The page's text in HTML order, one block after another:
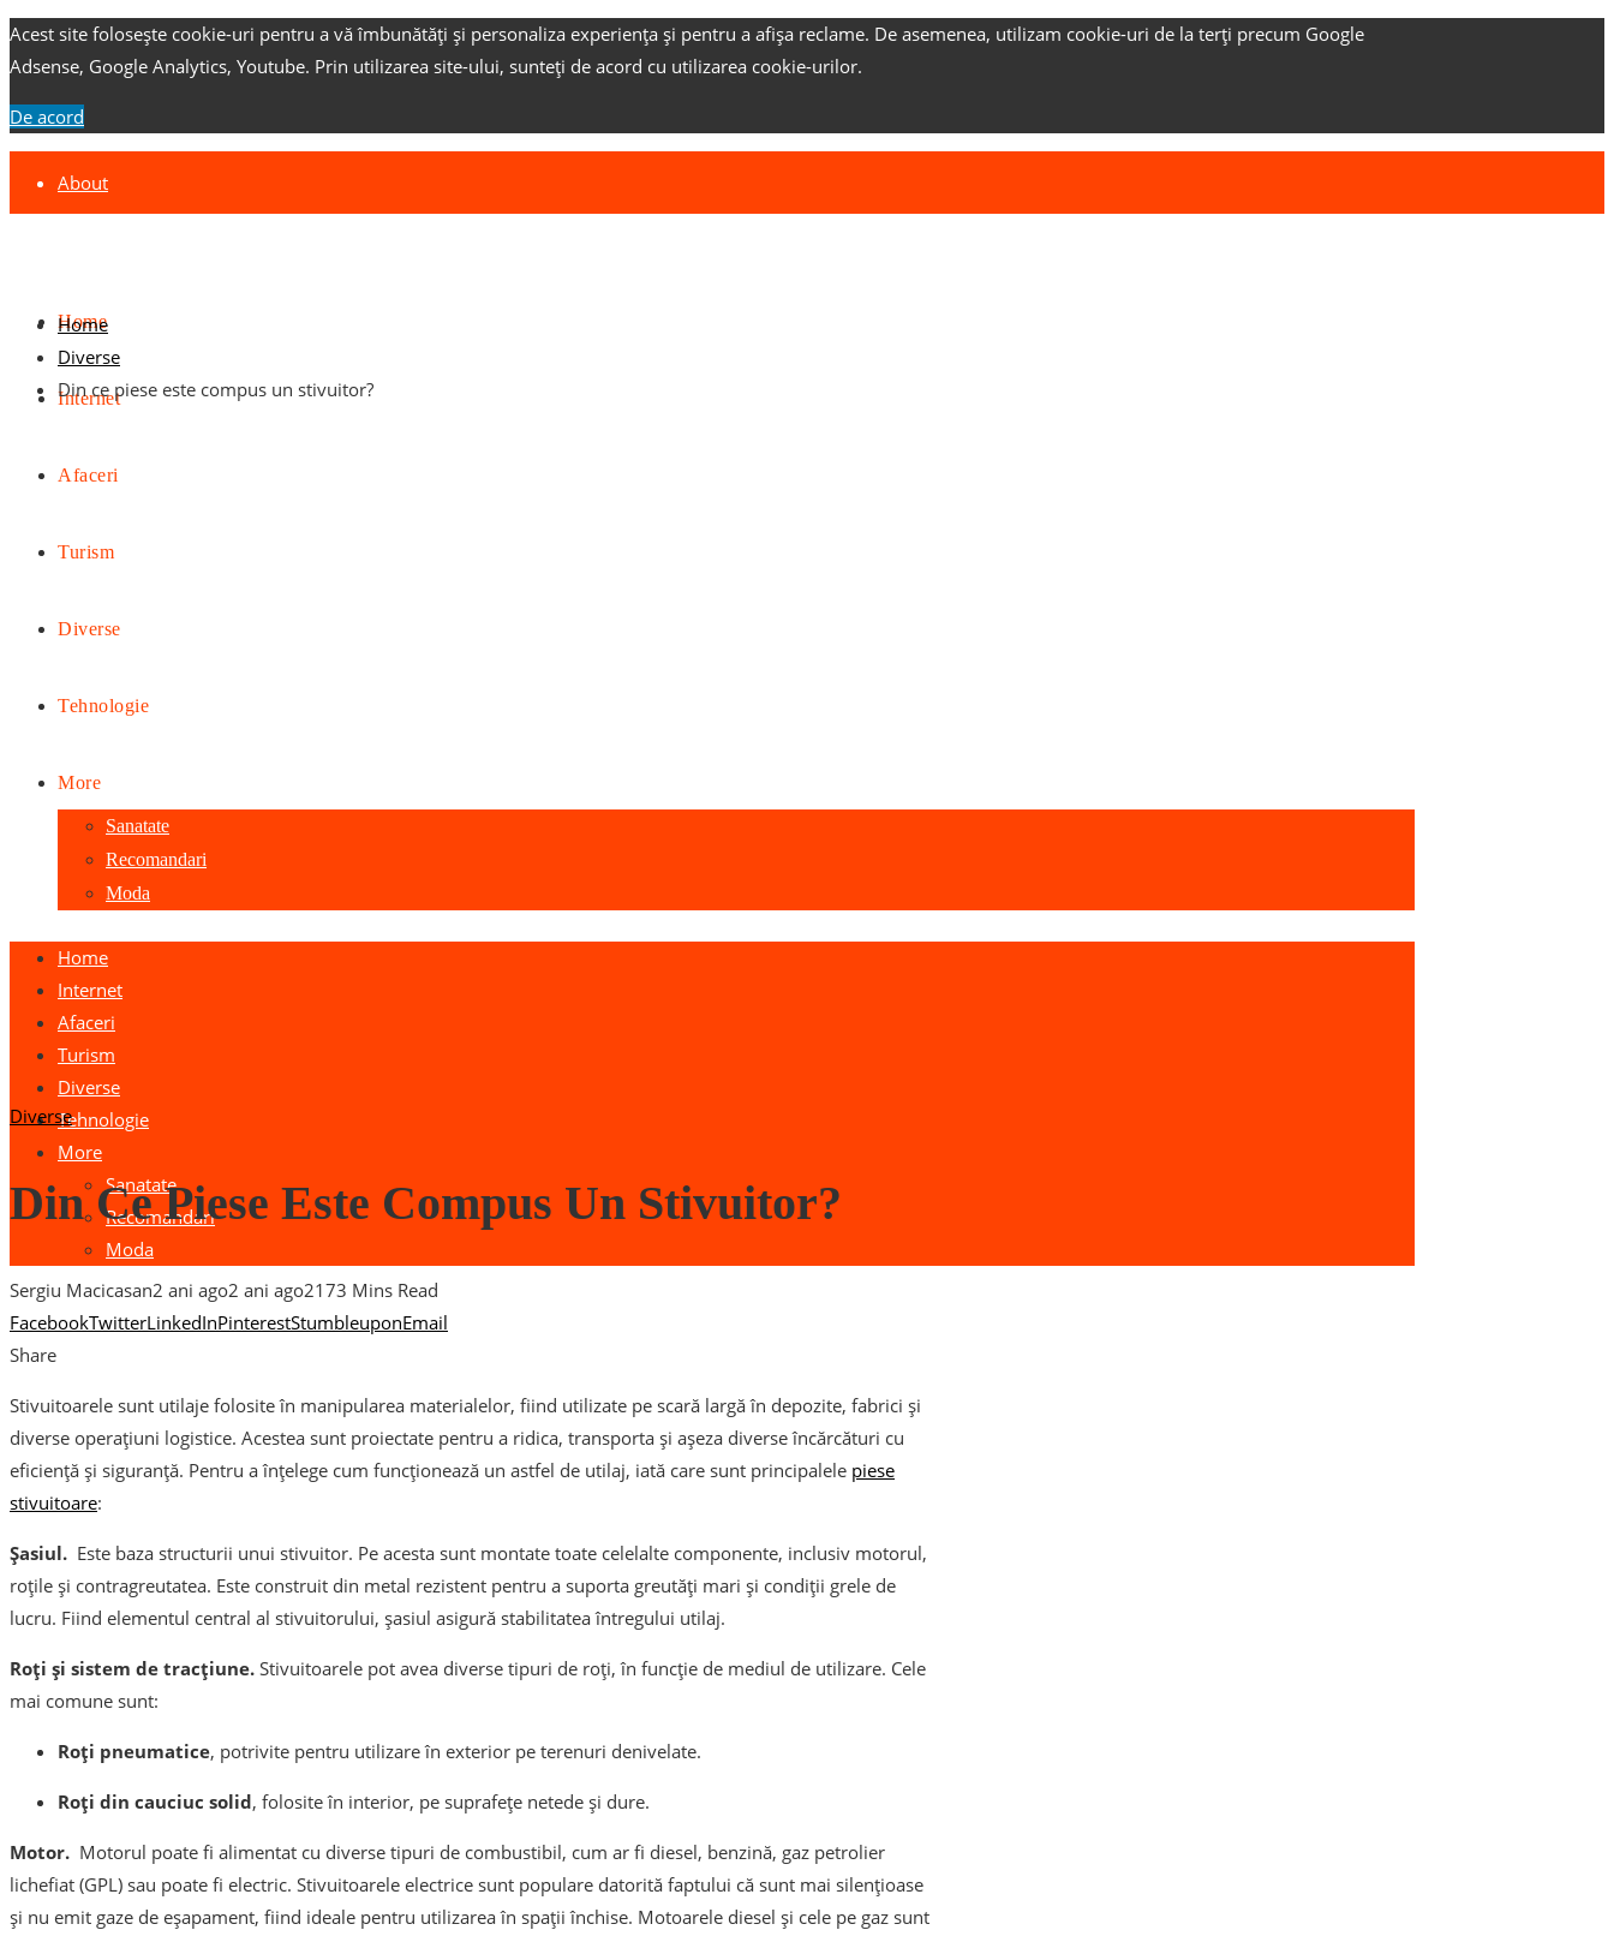
Acest site folosește cookie-uri pentru a vă îmbunătăți și personaliza experiența și pentru a afișa reclame. De asemenea, utilizam cookie-uri de la terți precum Google
Adsense, Google Analytics, Youtube. Prin utilizarea site-ului, sunteți de acord cu utilizarea cookie-urilor.
De acord
About
Home
Internet
Afaceri
Turism
Diverse
Tehnologie
More
Sanatate
Recomandari
Moda
Home
Internet
Afaceri
Turism
Diverse
Tehnologie
More
Sanatate
Recomandari
Moda
Home
Diverse
Din ce piese este compus un stivuitor?
Diverse
Din Ce Piese Este Compus Un Stivuitor?
Sergiu Macicasan2 ani ago2 ani ago2173 Mins Read
FacebookTwitterLinkedInPinterestStumbleuponEmail
Share
Stivuitoarele sunt utilaje folosite în manipularea materialelor, fiind utilizate pe scară largă în depozite, fabrici și
diverse operațiuni logistice. Acestea sunt proiectate pentru a ridica, transporta și așeza diverse încărcături cu
eficiență și siguranță. Pentru a înțelege cum funcționează un astfel de utilaj, iată care sunt principalele piese
stivuitoare:
Șasiul. Este baza structurii unui stivuitor. Pe acesta sunt montate toate celelalte componente, inclusiv motorul,
roțile și contragreutatea. Este construit din metal rezistent pentru a suporta greutăți mari și condiții grele de
lucru. Fiind elementul central al stivuitorului, șasiul asigură stabilitatea întregului utilaj.
Roți și sistem de tracțiune. Stivuitoarele pot avea diverse tipuri de roți, în funcție de mediul de utilizare. Cele
mai comune sunt:
Roți pneumatice, potrivite pentru utilizare în exterior pe terenuri denivelate.
Roți din cauciuc solid, folosite în interior, pe suprafețe netede și dure.
​Motor. Motorul poate fi alimentat cu diverse tipuri de combustibil, cum ar fi diesel, benzină, gaz petrolier
lichefiat (GPL) sau poate fi electric. Stivuitoarele electrice sunt populare datorită faptului că sunt mai silențioase
și nu emit gaze de eșapament, fiind ideale pentru utilizarea în spații închise. Motoarele diesel și cele pe gaz sunt